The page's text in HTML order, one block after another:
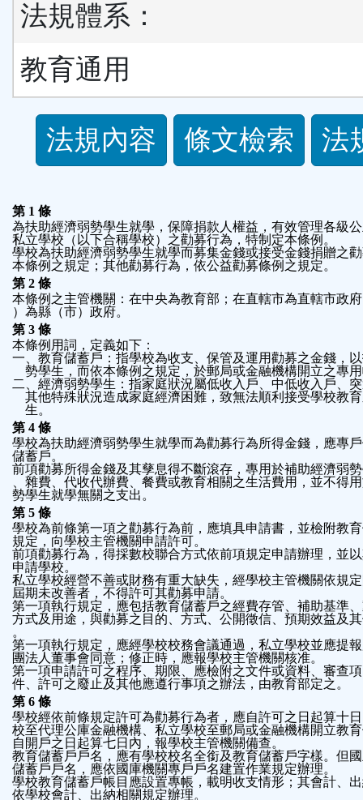
法規體系：
教育通用
規
功
能
按
鈕
區
法規內容 條文檢索 法
第 1 條
為扶助經濟弱勢學生就學，保障捐款人權益，有效管理各級
私立學校（以下合稱學校）之勸募行為，特制定本條例。
學校為扶助經濟弱勢學生就學而募集金錢或接受金錢捐贈之
本條例之規定；其他勸募行為，依公益勸募條例之規定。
第 2 條
本條例之主管機關：在中央為教育部；在直轄市為直轄市政
）為縣（市）政府。
第 3 條
本條例用詞，定義如下：
一、教育儲蓄戶：指學校為收支、保管及運用勸募之金錢，
勢學生，而依本條例之規定，於郵局或金融機構開立之專
二、經濟弱勢學生：指家庭狀況屬低收入戶、中低收入戶、
其他特殊狀況造成家庭經濟困難，致無法順利接受學校教
生。
第 4 條
學校為扶助經濟弱勢學生就學而為勸募行為所得金錢，應專
儲蓄戶。
前項勸募所得金錢及其孳息得不斷滾存，專用於補助經濟弱
、雜費、代收代辦費、餐費或教育相關之生活費用，並不得
勢學生就學無關之支出。
第 5 條
學校為前條第一項之勸募行為前，應填具申請書，並檢附教
規定，向學校主管機關申請許可。
前項勸募行為，得採數校聯合方式依前項規定申請辦理，並
申請學校。
私立學校經營不善或財務有重大缺失，經學校主管機關依規
屆期未改善者，不得許可其勸募申請。
第一項執行規定，應包括教育儲蓄戶之經費存管、補助基準
方式及用途，與勸募之目的、方式、公開徵信、預期效益及
。
第一項執行規定，應經學校校務會議通過，私立學校並應提
團法人董事會同意；修正時，應報學校主管機關核准。
第一項申請許可之程序、期限、應檢附之文件或資料、審查
件、許可之廢止及其他應遵行事項之辦法，由教育部定之。
第 6 條
學校經依前條規定許可為勸募行為者，應自許可之日起算十
校至代理公庫金融機構、私立學校至郵局或金融機構開立教
自開戶之日起算七日內，報學校主管機關備查。
教育儲蓄戶戶名，應有學校校名全銜及教育儲蓄戶字樣。但
儲蓄戶戶名，應依國庫機關專戶戶名建置作業規定辦理。
學校教育儲蓄戶帳目應設置專帳，載明收支情形；其會計、
依學校會計、出納相關規定辦理。